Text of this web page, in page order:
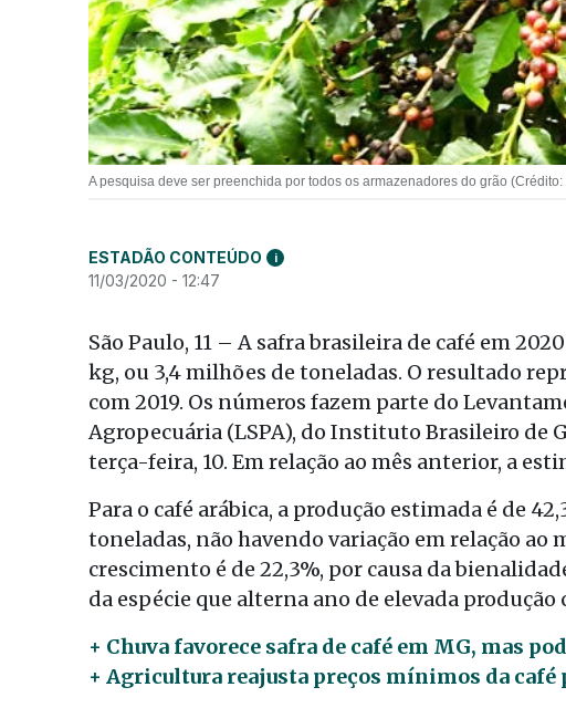
A pesquisa deve ser preenchida por todos os armazenadores do grão
ESTADÃO CONTEÚDO i
11/03/2020 - 12:47
São Paulo, 11 – A safra brasileira de café em
kg, ou 3,4 milhões de toneladas. O resultado
com 2019. Os números fazem parte do
Agropecuária (LSPA), do Instituto Brasileiro de
terça-feira, 10. Em relação ao mês anterior, a
Para o café arábica, a produção estimada é de
toneladas, não havendo variação em relação ao
crescimento é de 22,3%, por causa da
da espécie que alterna ano de elevada produção
+ Chuva favorece safra de café em MG, mas
+ Agricultura reajusta preços mínimos da café